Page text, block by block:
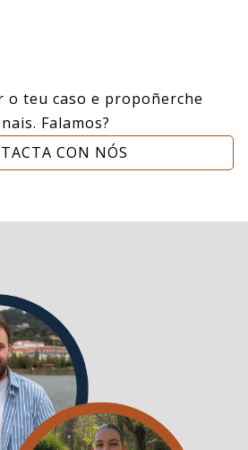
o teu caso e propoñerche
Falamos?
CON NÓS